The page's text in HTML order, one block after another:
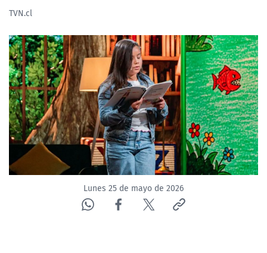
TELESERIES
NTV
ACTUALIDAD Y TENDENCIAS
CORPORATIVO Y TRANSPARENCIA
CANAL DE DENUNCIAS
ÁREA DE PROYECTOS
TVN.cl
Lunes 25 de mayo de 2026